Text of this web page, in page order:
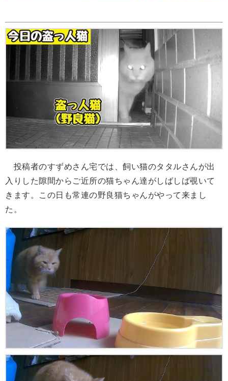
投稿者のすずめさん宅では、飼い猫のタタルさんが出
入りした隙間からご近所の猫ちゃん達がしばしば覗いて
きます。この日も常連の野良猫ちゃんがやって来まし
た。